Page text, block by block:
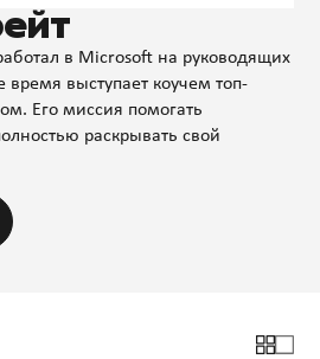
в Microsoft на руководящих
время выступает коучем топ-
Его миссия помогать
раскрывать свой